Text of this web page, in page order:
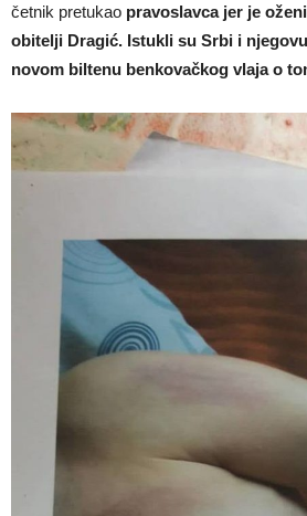
četnik pretukao pravoslavca jer je
obitelji Dragić. Istukli su Srbi i
novom biltenu benkovačkog vlaja o